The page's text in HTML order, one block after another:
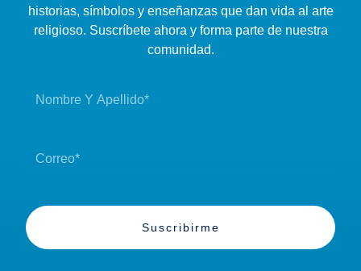
historias, símbolos y enseñanzas que dan vida al arte
religioso. Suscríbete ahora y forma parte de nuestra
comunidad.
Suscribirme